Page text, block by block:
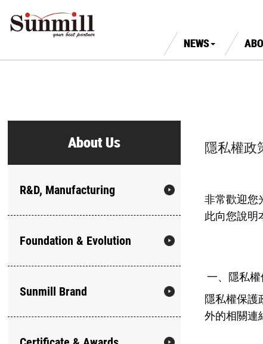
NEWS
About Us
R&D, Manufacturing
Foundation & Evolution
Sunmill Brand
隱私權政
非常歡迎您
此向您說明
一、隱私
隱私權保護
外的相關連